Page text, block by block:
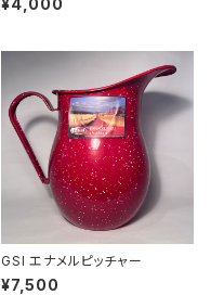
¥4,000
GSI エナメルピッチャー
¥7,500